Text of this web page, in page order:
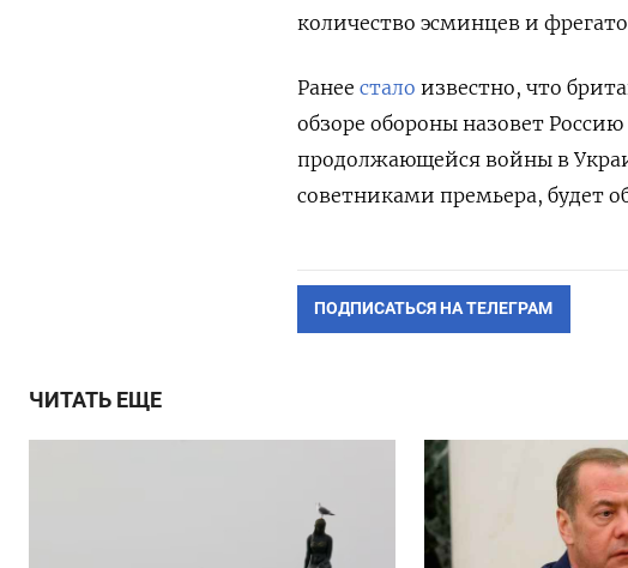
количество эсминцев и
Ранее стало известно, что
обзоре обороны назовет
продолжающейся войны в
советниками премьера, будет
ПОДПИСАТЬСЯ НА ТЕЛЕГРАМ
ЧИТАТЬ ЕЩЕ